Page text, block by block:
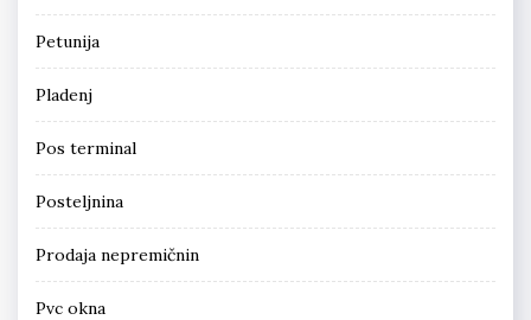
Petunija
Pladenj
Pos terminal
Posteljnina
Prodaja nepremičnin
Pvc okna